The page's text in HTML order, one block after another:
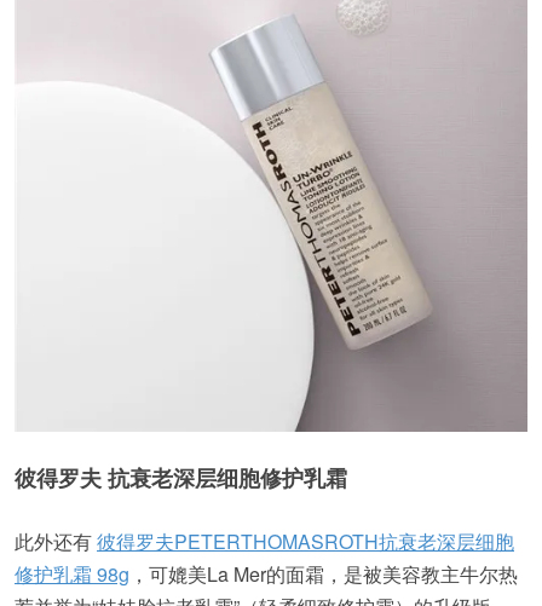
彼得罗夫 抗衰老深层细胞修护乳霜
此外还有彼得罗夫PETERTHOMASROTH抗衰老深层细胞
修护乳霜 98g ，可媲美La Mer的面霜，是被美容教主牛尔热